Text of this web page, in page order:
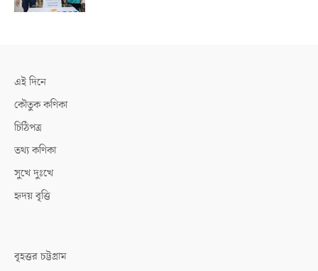
এই দিনে
কৌতুক কণিকা
চিঠিপত্র
তথ্য কণিকা
সুখে দুঃখে
হৃদয় বৃত্তি
বৃহত্তর চট্টগ্রাম